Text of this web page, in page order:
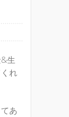
生
れ
あ